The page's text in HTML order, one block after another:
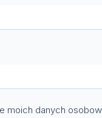
moich danych